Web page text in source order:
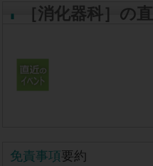
［消化器科］の
免責事項要約